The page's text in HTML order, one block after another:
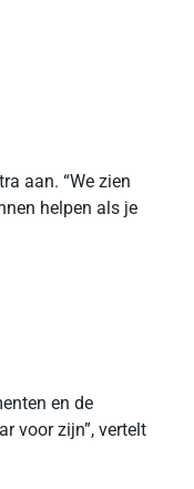
aan. “We zien
helpen als je
en de
voor zijn”, vertelt